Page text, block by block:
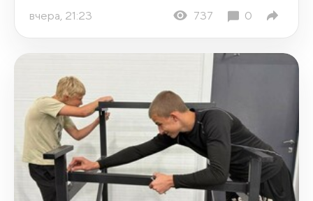
вчера, 21:23 737 0